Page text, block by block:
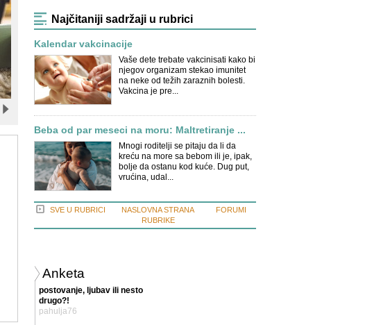
Najčitaniji sadržaji u rubrici
Kalendar vakcinacije
Vaše dete trebate vakcinisati kako bi
njegov organizam stekao imunitet
na neke od težih zaraznih bolesti.
Vakcina je pre...
Beba od par meseci na moru: Maltretiranje ...
Mnogi roditelji se pitaju da li da
kreću na more sa bebom ili je, ipak,
bolje da ostanu kod kuće. Dug put,
vrućina, udal...
SVE U RUBRICI
NASLOVNA STRANA
RUBRIKE
FORUMI
Anketa
postovanje, ljubav ili nesto
drugo?!
pahulja76